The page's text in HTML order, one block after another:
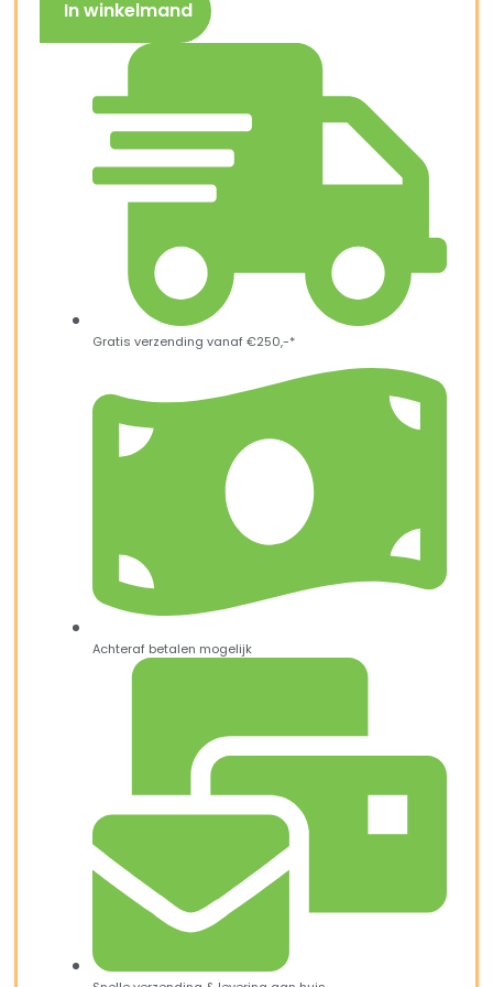
In winkelmand
Gratis verzending vanaf €250,-*
Achteraf betalen mogelijk